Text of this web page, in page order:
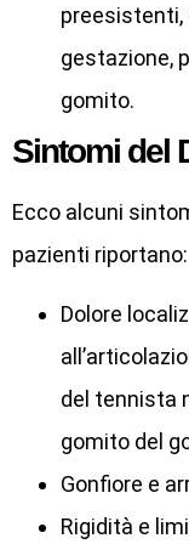
preesistenti,
gestazione,
gomito.
Sintomi del
Ecco alcuni
pazienti riportano:
Dolore
del tennista
gomito del
Gonfiore e
Rigidità e